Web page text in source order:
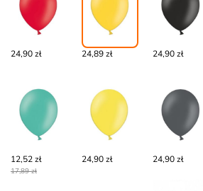
24,90 zł 24,89 zł 24,90 zł
12,52 zł
17,89 zł
24,90 zł 24,90 zł